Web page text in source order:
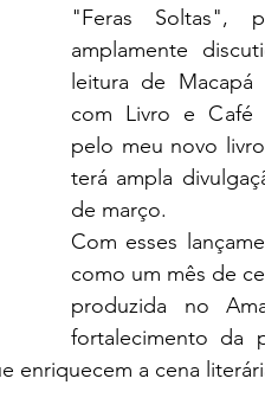
"Feras Soltas",
amplamente
leitura de Macapá
com Livro e Café
pelo meu novo
terá ampla
de março.
Com esses
como um mês de
produzida no
fortalecimento da
enriquecem a cena